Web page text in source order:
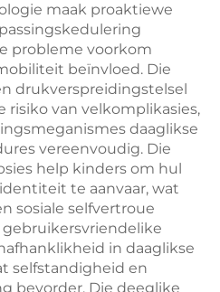
maak proaktiewe
probleme voorkom
beïnvloed. Die
drukverspreidingstelsel
risiko van velkomplikasies,
daaglikse
vereenvoudig. Die
help kinders om hul
te aanvaar, wat
sosiale selfvertroue
gebruikersvriendelike
in daaglikse
selfstandigheid en
bevorder. Die deeglike